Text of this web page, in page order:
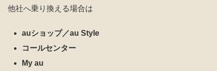
他社へ乗り換える場合は
auショップ／au Style
コールセンター
My au